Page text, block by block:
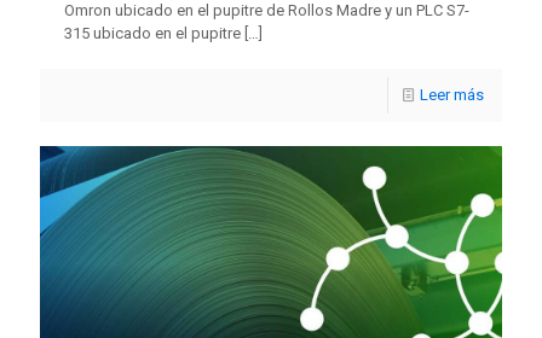
Omron ubicado en el pupitre de Rollos Madre y un PLC S7-
315 ubicado en el pupitre […]
Leer más